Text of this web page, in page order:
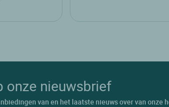
onze nieuwsbrief
van en het laatste nieuws over van onze